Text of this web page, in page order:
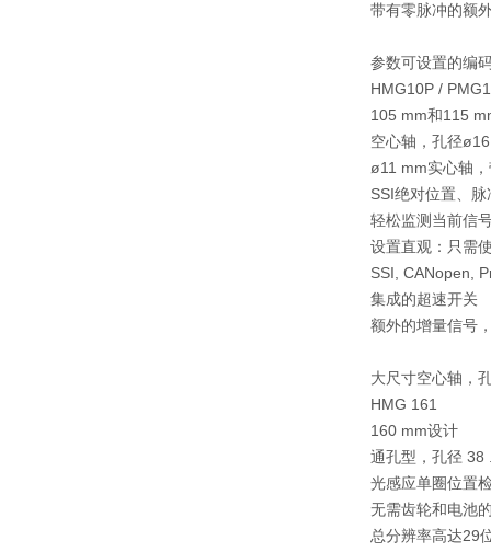
带有零脉冲的额
参数可设置的编
HMG10P /
105 mm和115
空心轴，孔径
ø11 mm实心轴
SSI绝对位置、
轻松监测当前信
设置直观：只需
SSI, CANopen,
集成的超速开关
额外的增量信号
大尺寸空心轴，
HMG 161
160 mm设计
通孔型，孔径 38
光感应单圈位置
无需齿轮和电池
总分辨率高达29